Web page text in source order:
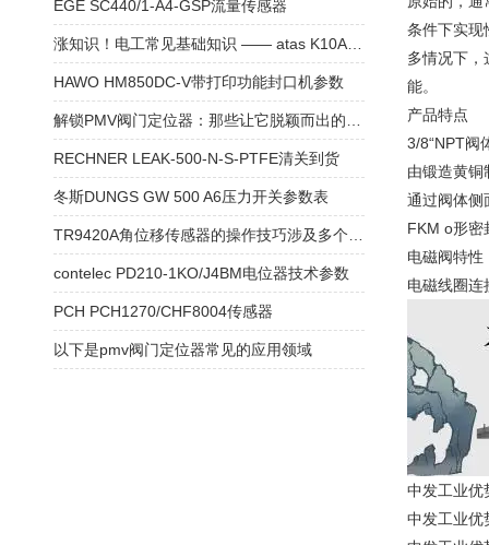
条件下实现
多情况下，
能。
产品特点
3/8“NPT阀
由锻造黄铜
通过阀体侧
FKM o形密
电磁阀特性
电磁线圈连
中发工业优
中发工业优
EGE SC440/1-A4-GSP流量传感器
HAWO HM850DC-V带打印功能封口机参数
RECHNER LEAK-500-N-S-PTFE清关到货
冬斯DUNGS GW 500 A6压力开关参数表
contelec PD210-1KO/J4BM电位器技术参数
PCH PCH1270/CHF8004传感器
以下是pmv阀门定位器常见的应用领域